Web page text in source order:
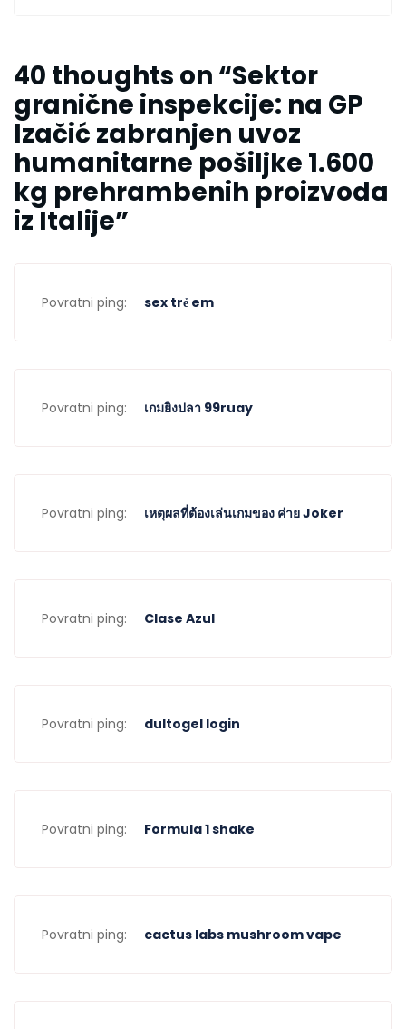
40 thoughts on “Sektor
granične inspekcije: na GP
Izačić zabranjen uvoz
humanitarne pošiljke 1.600
kg prehrambenih proizvoda
iz Italije”
Povratni ping: sex trẻ em
Povratni ping: เกมยิงปลา 99ruay
Povratni ping: เหตุผลที่ต้องเล่นเกมของ ค่าย Joker
Povratni ping: Clase Azul
Povratni ping: dultogel login
Povratni ping: Formula 1 shake
Povratni ping: cactus labs mushroom vape